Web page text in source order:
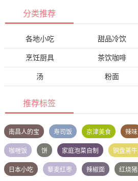
分类推荐
各地小吃 甜品冷饮
烹饪厨具 茶饮咖啡
汤 粉面
推荐标签
南昌人的宝 寿司饭 京津美食 辣味
咖喱饭 饼 家庭泡菜自制 铜盘蒸牛
日本小吃 藜麦红枣 辣椒面 红烧